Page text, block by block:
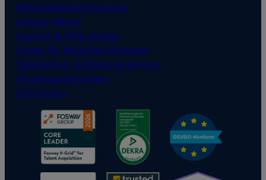
Mitarbeiterempfehlungen
Agency Modul
Support & Hilfe-Center
Kodex für ethisches Verhalten
Datenschutz Software & Service
Hinweisgebersystem
ESG-Policy